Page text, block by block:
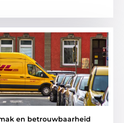
en betrouwbaarheid